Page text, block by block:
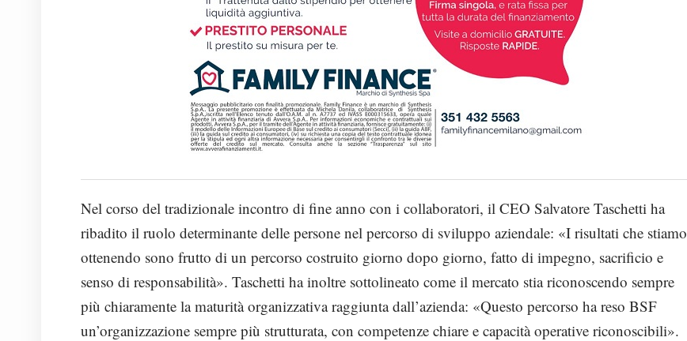
Nel corso del tradizionale incontro di fine anno con i collaboratori, il CEO Salvatore Taschetti ha
ribadito il ruolo determinante delle persone nel percorso di sviluppo aziendale: «I risultati che stiamo
ottenendo sono frutto di un percorso costruito giorno dopo giorno, fatto di impegno, sacrificio e
senso di responsabilità». Taschetti ha inoltre sottolineato come il mercato stia riconoscendo sempre
più chiaramente la maturità organizzativa raggiunta dall’azienda: «Questo percorso ha reso BSF
un’organizzazione sempre più strutturata, con competenze chiare e capacità operative riconoscibili».